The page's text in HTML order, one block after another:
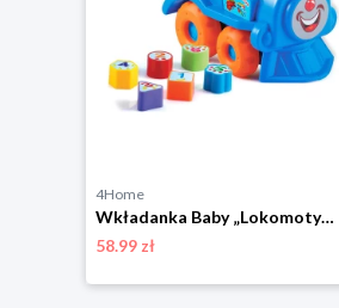
4Home
Wkładanka Baby „Lokomotywa”, 30 cm Rappa
58.99 zł